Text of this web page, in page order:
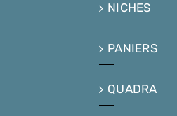
NICHES
PANIERS
QUADRA